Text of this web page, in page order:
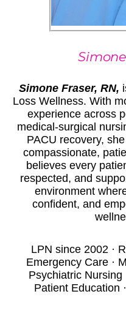
Simone Fraser, RN,
Loss Wellness. With
experience across
medical-surgical
PACU recovery,
compassionate,
believes every
respected, and
environment
confident, and
LPN since 2002 ·
Emergency Care ·
Psychiatric Nursing
Patient Education